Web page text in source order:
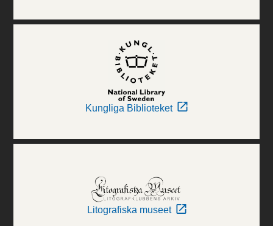
Kungliga Biblioteket
Litografiska museet